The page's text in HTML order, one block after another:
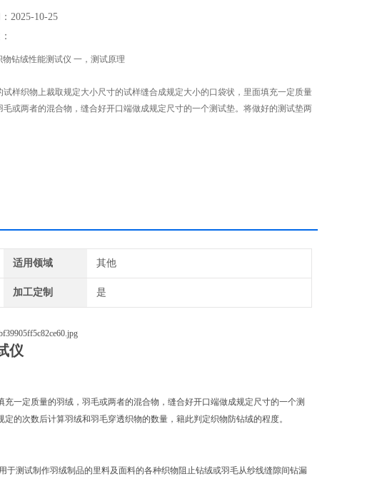
2025-10-25
物钻绒性能测试仪 一，测试原理
试样织物上裁取规定大小尺寸的试样缝合成规定大小的口袋状，里面填充一定质量
毛或两者的混合物，缝合好开口端做成规定尺寸的一个测试垫。将做好的测试垫两
适用领域 其他
加工定制 是
仪
一定质量的羽绒，羽毛或两者的混合物，缝合好开口端做成规定尺寸的一个测
的次数后计算羽绒和羽毛穿透织物的数量，籍此判定织物防钻绒的程度。
用于测试制作羽绒制品的里料及面料的各种织物阻止钻绒或羽毛从纱线缝隙间钻漏